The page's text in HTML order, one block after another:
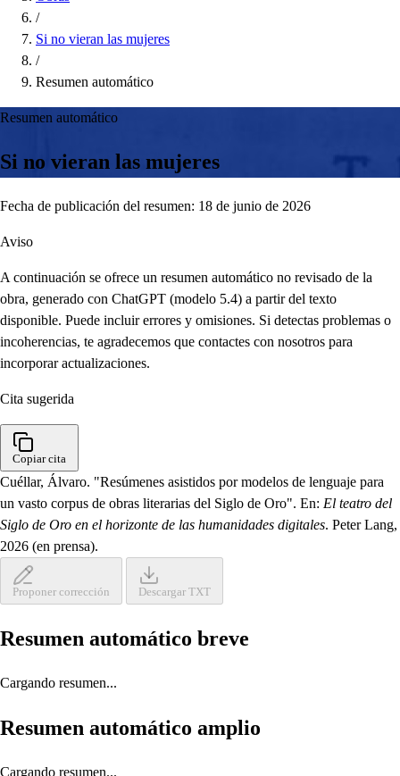
/
Si no vieran las mujeres
/
Resumen automático
Resumen automático
Si no vieran las mujeres
Fecha de publicación del resumen: 18 de junio de 2026
Aviso
A continuación se ofrece un resumen automático no revisado de la
obra, generado con ChatGPT (modelo 5.4) a partir del texto
disponible. Puede incluir errores y omisiones. Si detectas problemas o
incoherencias, te agradecemos que contactes con nosotros para
incorporar actualizaciones.
Cita sugerida
Copiar cita
Cuéllar, Álvaro. "Resúmenes asistidos por modelos de lenguaje para
un vasto corpus de obras literarias del Siglo de Oro". En: El teatro del
Siglo de Oro en el horizonte de las humanidades digitales. Peter Lang,
2026 (en prensa).
Proponer corrección Descargar TXT
Resumen automático breve
Cargando resumen...
Resumen automático amplio
Cargando resumen...